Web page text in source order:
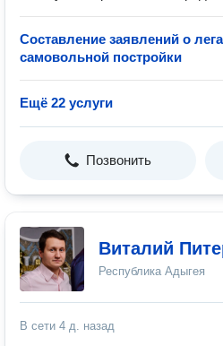
Составление заявлений о
самовольной постройки
Ещё 22 услуги
Позвонить
Виталий
Республика Адыгея
В сети 4 д. назад